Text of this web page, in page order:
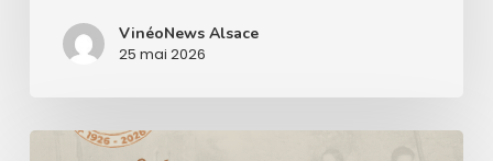
VinéoNews Alsace
25 mai 2026